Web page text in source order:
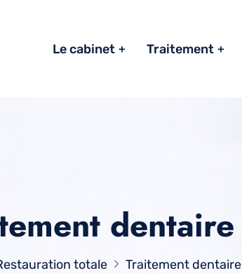
Le cabinet Traitement
dentaire
totale Traitement dentaire